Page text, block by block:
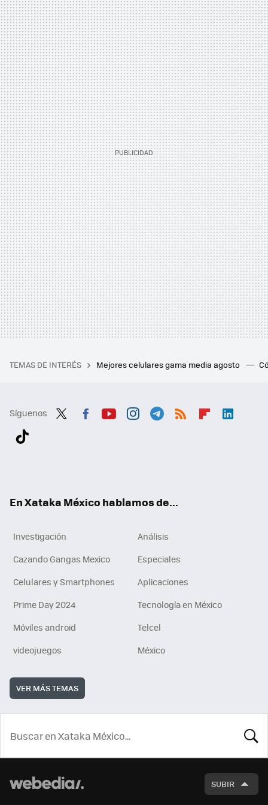
TEMAS DE INTERÉS Mejores celulares gama media agosto
Síguenos
En Xataka México hablamos de...
Investigación
Análisis
Cazando Gangas Mexico
Especiales
Celulares y Smartphones
Aplicaciones
Prime Day 2024
Tecnología en México
Móviles android
Telcel
videojuegos
México
VER MÁS TEMAS
SUBIR